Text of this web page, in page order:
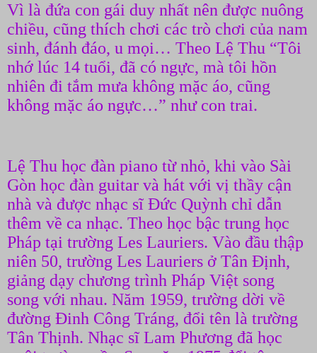
Vì là đứa con gái duy nhất nên được nuông
chiều, cũng thích chơi các trò chơi của nam
sinh, đánh đáo, u mọi… Theo Lệ Thu “Tôi
nhớ lúc 14 tuổi, đã có ngực, mà tôi hồn
nhiên đi tắm mưa không mặc áo, cũng
không mặc áo ngực…” như con trai.
Lệ Thu học đàn piano từ nhỏ, khi vào Sài
Gòn học đàn guitar và hát với vị thầy cận
nhà và được nhạc sĩ Đức Quỳnh chỉ dẫn
thêm về ca nhạc. Theo học bậc trung học
Pháp tại trường Les Lauriers. Vào đầu thập
niên 50, trường Les Lauriers ở Tân Định,
giảng dạy chương trình Pháp Việt song
song với nhau. Năm 1959, trường dời về
đường Đinh Công Tráng, đổi tên là trường
Tân Thịnh. Nhạc sĩ Lam Phương đã học